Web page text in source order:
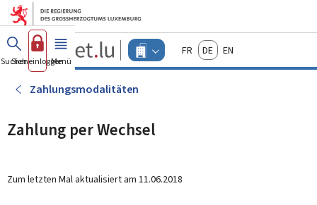
Zum Hauptmenü
Zum Inhalt
Guichet.lu
Changer
d'espace
actif
FrançaisDeutschEnglish
Suchen
Sich einloggen
Menü Haupt-
Zahlungsmodalitäten
Zahlung per Wechsel
Zum letzten Mal aktualisiert am 11.06.2018